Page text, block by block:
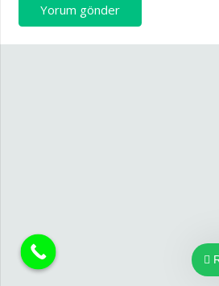
Yorum gönder